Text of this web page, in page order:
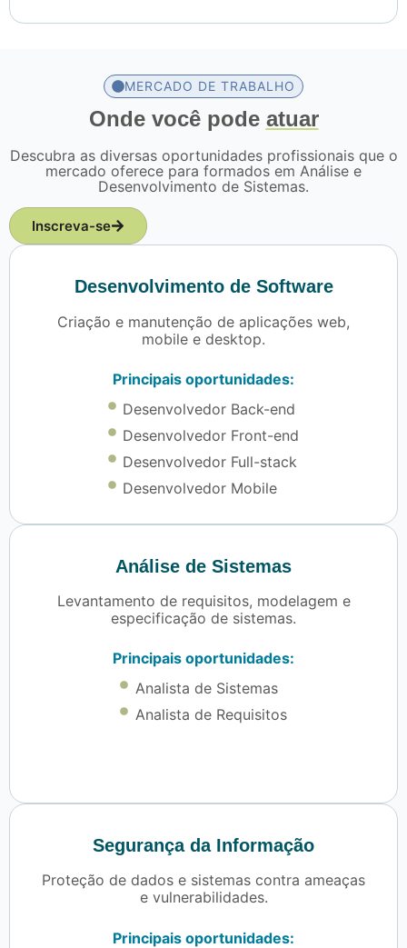
MERCADO DE TRABALHO
Onde você pode atuar
Descubra as diversas oportunidades profissionais que o
mercado oferece para formados em Análise e
Desenvolvimento de Sistemas.
Inscreva-se
Desenvolvimento de Software
Criação e manutenção de aplicações web,
mobile e desktop.
Principais oportunidades:
Desenvolvedor Back-end
Desenvolvedor Front-end
Desenvolvedor Full-stack
Desenvolvedor Mobile
Análise de Sistemas
Levantamento de requisitos, modelagem e
especificação de sistemas.
Principais oportunidades:
Analista de Sistemas
Analista de Requisitos
Segurança da Informação
Proteção de dados e sistemas contra ameaças
e vulnerabilidades.
Principais oportunidades: